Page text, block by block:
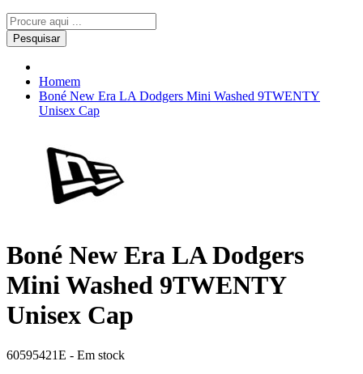
Pesquisar
Homem
Boné New Era LA Dodgers Mini Washed 9TWENTY
Unisex Cap
Boné New Era LA Dodgers
Mini Washed 9TWENTY
Unisex Cap
60595421E - Em stock